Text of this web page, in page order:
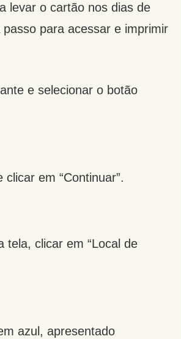
levar o cartão nos dias de
para acessar e imprimir
e selecionar o botão
em “Continuar”.
tela, clicar em “Local de
azul, apresentado